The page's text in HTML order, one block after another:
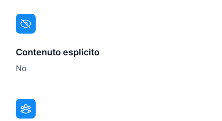
Contenuto esplicito
No